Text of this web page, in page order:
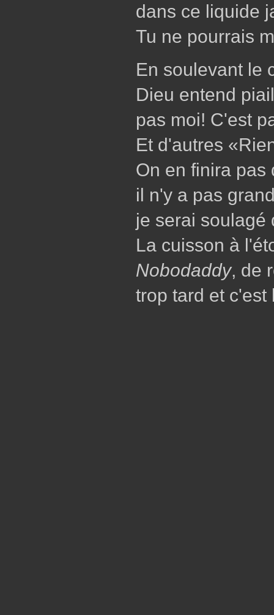
dans ce liquide
Tu ne pourrais
En soulevant le
Dieu entend
pas moi! C'est
Et d'autres
On en finira pas
il n'y a pas
je serai soulagé
La cuisson à
Nobodaddy, de
trop tard et c'est